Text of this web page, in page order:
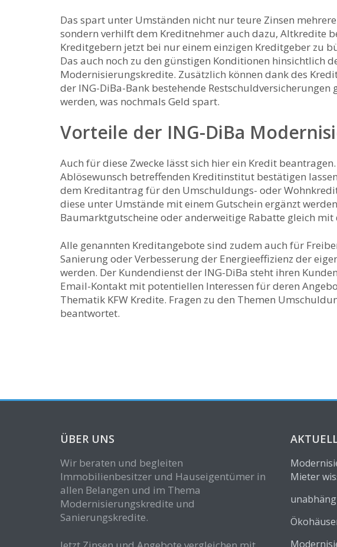
Das spart unter Umständen nicht nur teure Zinsen
sondern verhilft dem Kreditnehmer auch dazu, Altkredite
Kreditgebern jetzt bei nur einem einzigen Kreditgeber zu
Das auch noch zu den günstigen Konditionen hinsichtlich
Modernisierungskredite. Zusätzlich können dank des
der ING-DiBa-Bank bestehende Restschuldversicherungen
werden, was nochmals Geld spart.
Vorteile der ING-DiBa
Auch für diese Zwecke lässt sich hier ein Kredit
Ablösewunsch betreffenden Kreditinstitut bestätigen
dem Kreditantrag für den Umschuldungs- oder
diese unter Umstände mit einem Gutschein ergänzt
Baumarktgutscheine oder anderweitige Rabatte gleich mit
Alle genannten Kreditangebote sind zudem auch für
Sanierung oder Verbesserung der Energieeffizienz der
werden. Der Kundendienst der ING-DiBa steht ihren
Email-Kontakt mit potentiellen Interessen für deren
Thematik KFW Kredite. Fragen zu den Themen
beantwortet.
ÜBER UNS
Wir beraten und begleiten
Immobilienbesitzer und Hauseigentümer in
allen Belangen und im Thema
Modernisierungskredite und
Sanierungskredite.
Mieter